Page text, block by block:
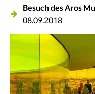
Besuch des Aros
08.09.2018